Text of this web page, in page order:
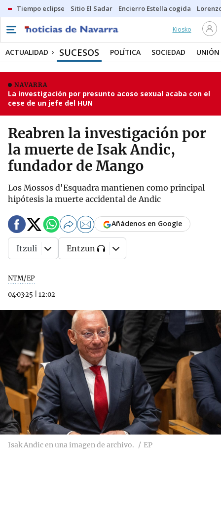
Tiempo eclipse Sitio El Sadar Encierro Estella cogida
Kiosko
ACTUALIDAD SUCESOS POLÍTICA SOCIEDAD UNIÓN
NAVARRA
La investigación por presunto acoso sexual acaba con el
cese de un jefe del HUN
Reabren la investigación por
la muerte de Isak Andic,
fundador de Mango
Los Mossos d'Esquadra mantienen como principal
hipótesis la muerte accidental de Andic
NTM/EP
04·03·25
12:02
Añádenos en Google
Itzuli Entzun
Isak Andic en una imagen de archivo. EP